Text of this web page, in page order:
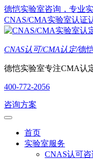
德恺实验室咨询，专业
CNAS/CMA实验室认证
CNAS认可/CMA认定/德
德恺实验室专注CMA认
400-772-2056
咨询方案
首页
实验室服务
CNAS认可咨